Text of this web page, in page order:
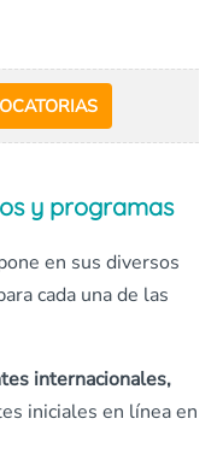
y programas
en sus diversos
cada una de las
internacionales,
iniciales en línea en